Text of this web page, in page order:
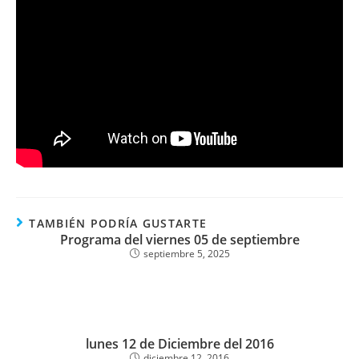
TAMBIÉN PODRÍA GUSTARTE
Programa del viernes 05 de septiembre
septiembre 5, 2025
lunes 12 de Diciembre del 2016